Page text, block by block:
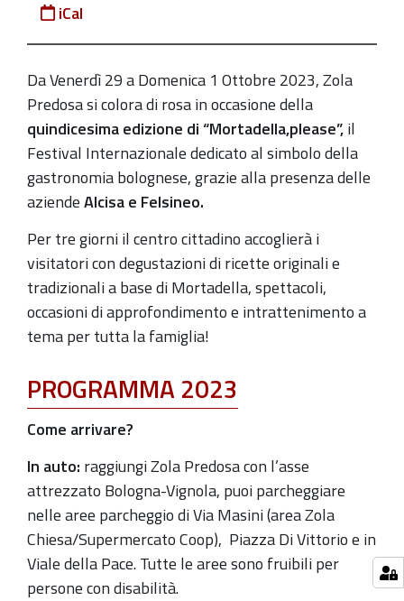
09-
10-
01T13:05:00+02:00
Dal
Settembre
Ottobre
2023
a
Zola
Predosa
è
capitale
mondiale
della
“Regina
Rosa”
della
gastronomia
bolognese!
iCal
Da Venerdì 29 a Domenica 1 Ottobre 2023, Zola
Predosa si colora di rosa in occasione della
quindicesima edizione di “Mortadella,please”,il
Festival Internazionale dedicato al simbolo della
gastronomia bolognese, grazie alla presenza delle
aziendeAlcisa e Felsineo.
Per tre giorni il centro cittadino accoglierà i
visitatori con degustazioni di ricette originali e
tradizionali a base di Mortadella, spettacoli,
occasioni di approfondimento e intrattenimento a
tema per tutta la famiglia!
PROGRAMMA 2023
Come arrivare?
In auto: raggiungi Zola Predosa con l’asse
attrezzato Bologna-Vignola, puoi parcheggiare
nelle aree parcheggio di Via Masini (area Zola
Chiesa/Supermercato Coop), Piazza Di Vittorio e in
Viale della Pace. Tutte le aree sono fruibili per
persone con disabilità.